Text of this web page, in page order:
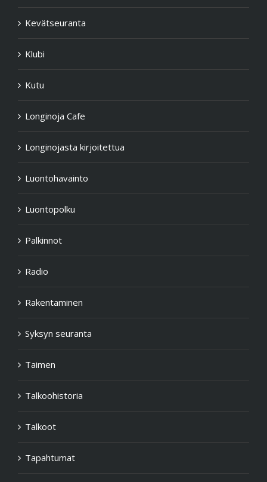
Kevätseuranta
Klubi
Kutu
Longinoja Cafe
Longinojasta kirjoitettua
Luontohavainto
Luontopolku
Palkinnot
Radio
Rakentaminen
Syksyn seuranta
Taimen
Talkoohistoria
Talkoot
Tapahtumat